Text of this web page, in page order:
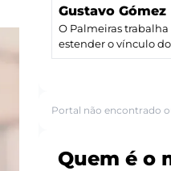
Gustavo Gómez
O Palmeiras
estender o vínculo
Portal não encontrado
Quem é o